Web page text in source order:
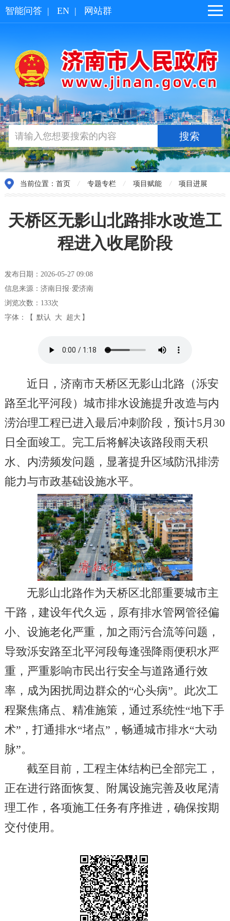
智能问答 | EN | 网站群
当前位置： 首页 / 专题专栏 / 项目赋能 / 项目进展
天桥区无影山北路排水改造工
程进入收尾阶段
发布日期：2026-05-27 09:08
信息来源：济南日报·爱济南
浏览次数： 133次
字体：【 默认 大 超大 】
近日，济南市天桥区无影山北路（泺安
路至北平河段）城市排水设施提升改造与内
涝治理工程已进入最后冲刺阶段，预计5月30
日全面竣工。完工后将解决该路段雨天积
水、内涝频发问题，显著提升区域防汛排涝
能力与市政基础设施水平。
无影山北路作为天桥区北部重要城市主
干路，建设年代久远，原有排水管网管径偏
小、设施老化严重，加之雨污合流等问题，
导致泺安路至北平河段每逢强降雨便积水严
重，严重影响市民出行安全与道路通行效
率，成为困扰周边群众的“心头病”。此次工
程聚焦痛点、精准施策，通过系统性“地下手
术”，打通排水“堵点”，畅通城市排水“大动
脉”。
截至目前，工程主体结构已全部完工，
正在进行路面恢复、附属设施完善及收尾清
理工作，各项施工任务有序推进，确保按期
交付使用。